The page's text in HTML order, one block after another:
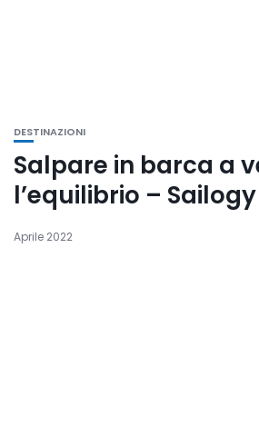
DESTINAZIONI
Salpare in barca a
l’equilibrio – Sailogy
Aprile 2022